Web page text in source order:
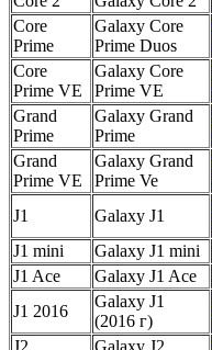
Core
Prime
Galaxy Core
Prime Duos
Core
Prime VE
Galaxy Core
Prime VE
Grand
Prime
Galaxy Grand
Prime
Grand
Prime VE
Galaxy Grand
Prime Ve
J1 Galaxy J1
J1 mini
Galaxy J1 mini
J1 Ace
Galaxy J1 Ace
J1 2016
Galaxy J1
(2016 г)